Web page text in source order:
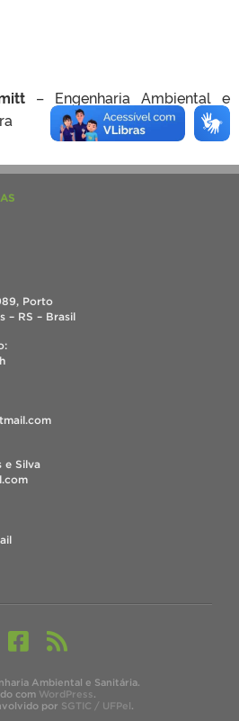
– Engenharia Ambiental e
Porto
– RS – Brasil
e Silva
Ambiental e Sanitária.
com WordPress.
por SGTIC / UFPel.